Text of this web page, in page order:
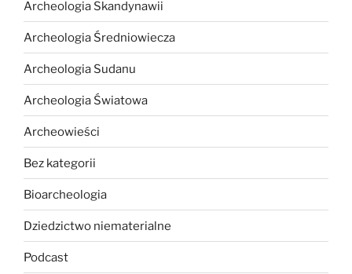
Archeologia Skandynawii
Archeologia Średniowiecza
Archeologia Sudanu
Archeologia Światowa
Archeowieści
Bez kategorii
Bioarcheologia
Dziedzictwo niematerialne
Podcast